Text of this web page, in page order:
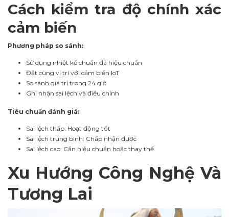
Cách kiểm tra độ chính xác
cảm biến
Phương pháp so sánh:
Sử dụng nhiệt kế chuẩn đã hiệu chuẩn
Đặt cùng vị trí với cảm biến IoT
So sánh giá trị trong 24 giờ
Ghi nhận sai lệch và điều chỉnh
Tiêu chuẩn đánh giá:
Sai lệch thấp: Hoạt động tốt
Sai lệch trung bình: Chấp nhận được
Sai lệch cao: Cần hiệu chuẩn hoặc thay thế
Xu Hướng Công Nghệ Và
Tương Lai